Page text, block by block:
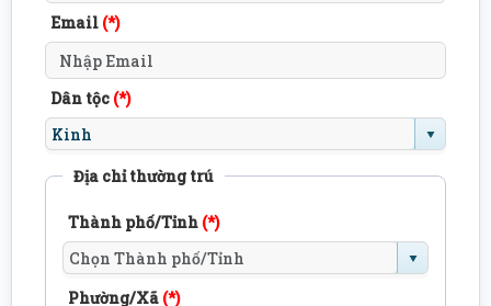
Email (*)
Dân tộc (*)
Địa chỉ thường trú
Thành phố/Tỉnh (*)
Phường/Xã (*)